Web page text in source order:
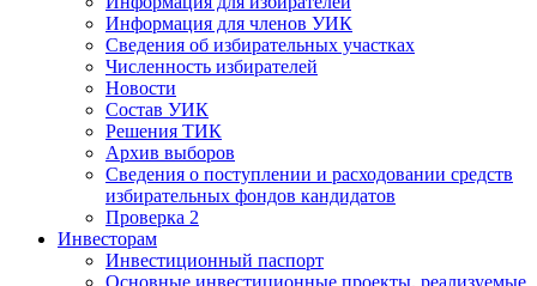
Информация для членов УИК
Сведения об избирательных участках
Численность избирателей
Новости
Состав УИК
Решения ТИК
Архив выборов
Сведения о поступлении и расходовании средств
избирательных фондов кандидатов
Проверка 2
Инвесторам
Инвестиционный паспорт
Основные инвестиционные проекты, реализуемые